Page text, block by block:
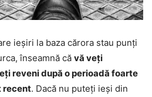
ieșiri la baza cărora stau punți
înseamnă că vă veți
reveni după o perioadă foarte
recent. Dacă nu puteți ieși din